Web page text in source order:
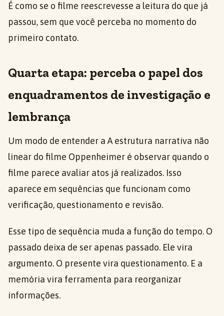
É como se o filme reescrevesse a leitura do que já
passou, sem que você perceba no momento do
primeiro contato.
Quarta etapa: perceba o papel dos
enquadramentos de investigação e
lembrança
Um modo de entender a A estrutura narrativa não
linear do filme Oppenheimer é observar quando o
filme parece avaliar atos já realizados. Isso
aparece em sequências que funcionam como
verificação, questionamento e revisão.
Esse tipo de sequência muda a função do tempo. O
passado deixa de ser apenas passado. Ele vira
argumento. O presente vira questionamento. E a
memória vira ferramenta para reorganizar
informações.